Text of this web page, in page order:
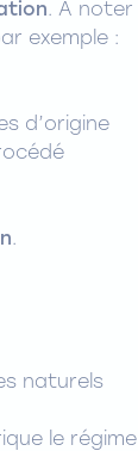
. A noter
exemple :
d’origine
.
naturels
le régime